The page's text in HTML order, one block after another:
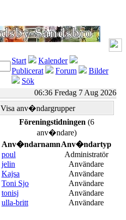
Start
Kalender
Publicerat
Forum
Bilder
Sök
06:36 Fredag 7 Aug 2026
Visa anv�ndargrupper
Föreningstidningen (6
anv�ndare)
Anv�ndarnamnAnv�ndartyp
poul
Administratör
jelin
Användare
Kajsa
Användare
Toni Sjo
Användare
tonisj
Användare
ulla-britt
Användare